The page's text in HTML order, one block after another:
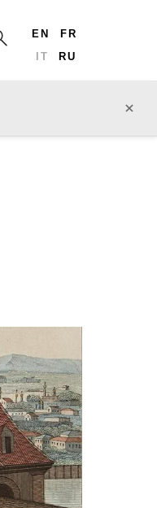
EN
FR
IT
RU
×